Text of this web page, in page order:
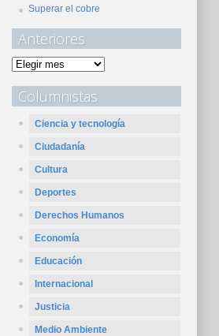
Superar el cobre
Anteriores
Columnistas
Ciencia y tecnología
Ciudadanía
Cultura
Deportes
Derechos Humanos
Economía
Educación
Internacional
Justicia
Medio Ambiente